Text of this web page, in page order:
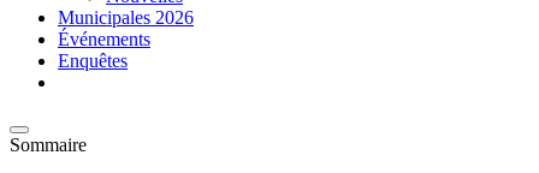
Municipales 2026
Événements
Enquêtes
Sommaire